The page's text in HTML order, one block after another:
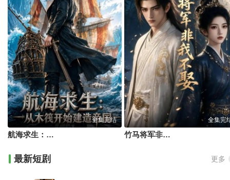
全集完结
航海求生：从木筏开始建造帝国
全集完
竹马将军非我不娶
最新短剧 更多